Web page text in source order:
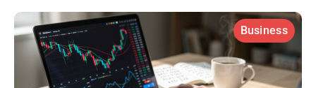
Business